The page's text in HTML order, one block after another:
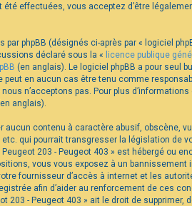
effectuées, vous acceptez d’être
par phpBB (désignés ci-après par « logiciel
déclaré sous la « licence publique
(en anglais). Le logiciel phpBB a pour seul
peut en aucun cas être tenu comme
n’acceptons pas. Pour plus
anglais).
aucun contenu à caractère abusif, obscène,
qui pourrait transgresser la législation de
203 - Peugeot 403 » est hébergé ou
vous vous exposez à un
fournisseur d’accès à internet et les
afin d’aider au renforcement de ces
203 - Peugeot 403 » ait le droit de supprimer,